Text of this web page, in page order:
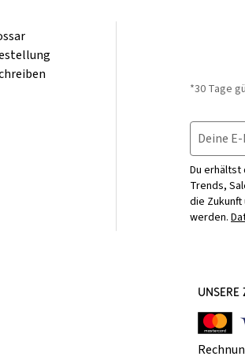
*30 Tage
Deine
Du erhältst
Trends,
die
werden.